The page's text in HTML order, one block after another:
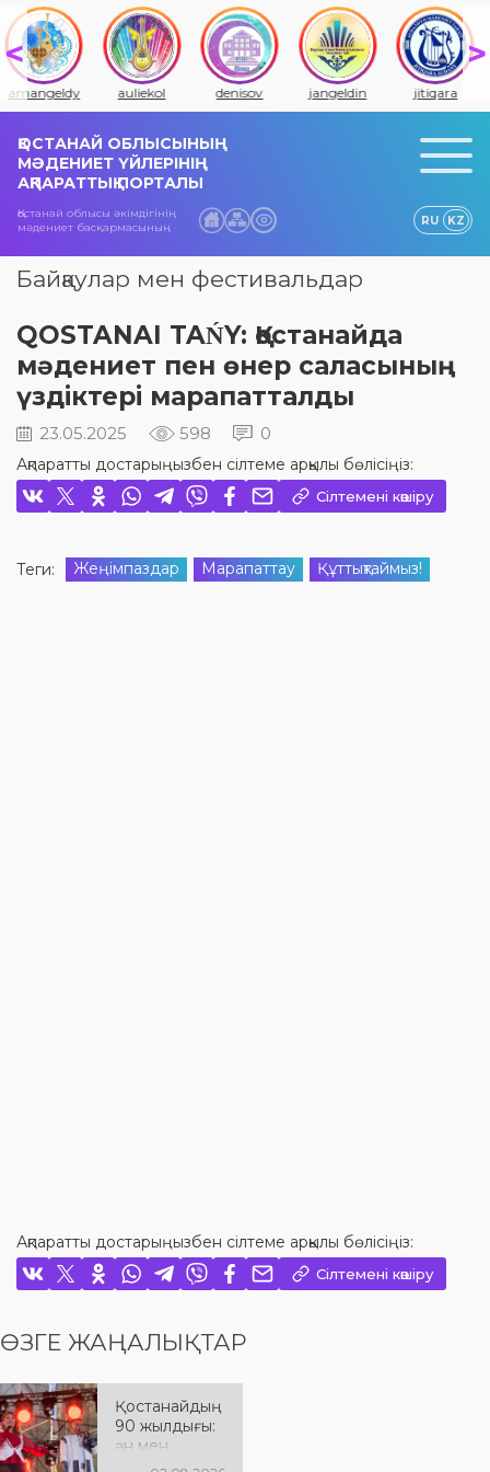
amangeldy auliekol denisov jangeldin jitiqara
ҚОСТАНАЙ ОБЛЫСЫНЫҢ
МӘДЕНИЕТ ҮЙЛЕРІНІҢ
АҚПАРАТТЫҚ ПОРТАЛЫ
Қостанай облысы әкімдігінің
мәдениет басқармасының
RU KZ
Байқаулар мен фестивальдар
QOSTANAI TAŃY: Қостанайда
мәдениет пен өнер саласының
үздіктері марапатталды
23.05.2025 598 0
Ақпаратты достарыңызбен сілтеме арқылы бөлісіңіз:
Сілтемені көшіру
Теги: Жеңімпаздар Марапаттау Құттықтаймыз!
Ақпаратты достарыңызбен сілтеме арқылы бөлісіңіз:
Сілтемені көшіру
ӨЗГЕ ЖАҢАЛЫҚТАР
Қостанайдың
90 жылдығы:
ән мен
әсерге толы